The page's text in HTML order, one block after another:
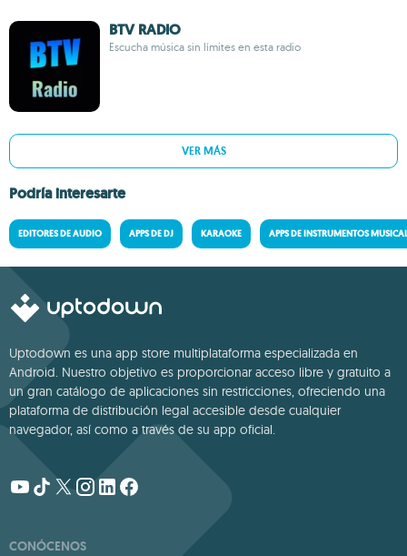
BTV RADIO
Escucha música sin límites en esta radio
VER MÁS
Podría interesarte
EDITORES DE AUDIO APPS DE DJ KARAOKE APPS DE INSTRUMENTOS
Uptodown es una app store multiplataforma especializada en
Android. Nuestro objetivo es proporcionar acceso libre y gratuito a
un gran catálogo de aplicaciones sin restricciones, ofreciendo una
plataforma de distribución legal accesible desde cualquier
navegador, así como a través de su app oficial.
CONÓCENOS